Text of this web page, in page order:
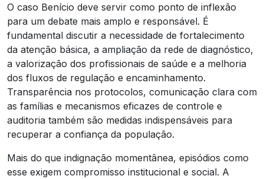
O caso Benício deve servir como ponto de inflexão
para um debate mais amplo e responsável. É
fundamental discutir a necessidade de fortalecimento
da atenção básica, a ampliação da rede de diagnóstico,
a valorização dos profissionais de saúde e a melhoria
dos fluxos de regulação e encaminhamento.
Transparência nos protocolos, comunicação clara com
as famílias e mecanismos eficazes de controle e
auditoria também são medidas indispensáveis para
recuperar a confiança da população.
Mais do que indignação momentânea, episódios como
esse exigem compromisso institucional e social. A